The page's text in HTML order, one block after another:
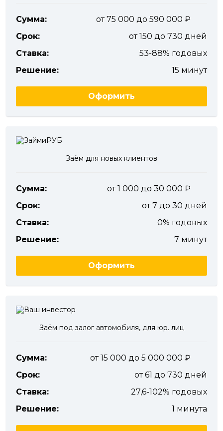
Сумма:
от 75 000 до 590 000
Срок:
от 150 до 730 дней
Ставка:
53-88% годовых
Решение:
15 минут
Оформить
Заём для новых клиентов
Сумма:
от 1 000 до 30 000
Срок:
от 7 до 30 дней
Ставка:
0% годовых
Решение:
7 минут
Оформить
Заём под залог автомобиля, для юр. лиц
Сумма:
от 15 000 до 5 000 000
Срок:
от 61 до 730 дней
Ставка:
27,6-102% годовых
Решение:
1 минута